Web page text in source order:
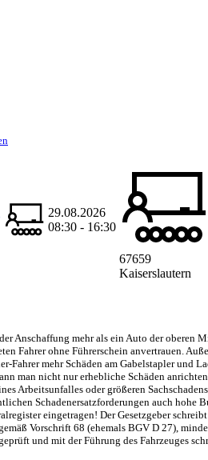
29.08.2026
08:30 - 16:30
67659
Kaiserslautern
Anschaffung mehr als ein Auto der oberen
Fahrer ohne Führerschein anvertrauen.
Fahrer mehr Schäden am Gabelstapler und
man nicht nur erhebliche Schäden
Arbeitsunfalles oder größeren
Schadenersatzforderungen auch hohe
eingetragen! Der Gesetzgeber
Vorschrift 68 (ehemals BGV D 27),
und mit der Führung des Fahrzeuges